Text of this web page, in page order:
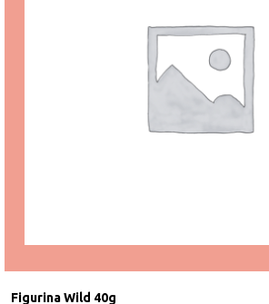
Figurina Wild 40g